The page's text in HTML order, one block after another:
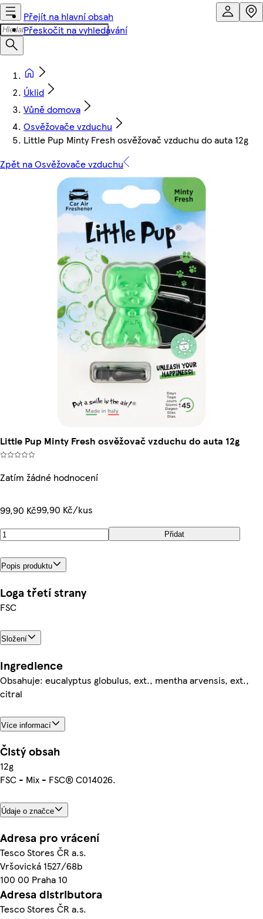
Přejít na hlavní obsah
Přeskočit na vyhledávání
Úklid
Vůně domova
Osvěžovače vzduchu
Little Pup Minty Fresh osvěžovač vzduchu do auta 12g
Zpět na Osvěžovače vzduchu
Little Pup Minty Fresh osvěžovač vzduchu do auta 12g
Zatím žádné hodnocení
99,90 Kč99,90 Kč/kus
Přidat
Popis produktu
Loga třetí strany
FSC
Složení
Ingredience
Obsahuje: eucalyptus globulus, ext., mentha arvensis, ext.,
citral
Více informací
Čistý obsah
12g
FSC - Mix - FSC® C014026.
Údaje o značce
Adresa pro vrácení
Tesco Stores ČR a.s.
Vršovická 1527/68b
100 00 Praha 10
Adresa distributora
Tesco Stores ČR a.s.